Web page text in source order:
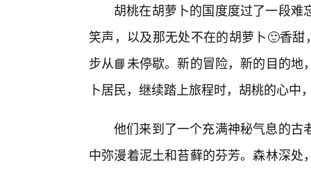
胡桃在胡萝卜的国度度过了一段
笑声，以及那无处不在的胡萝卜🙂香
步从📘未停歇。新的冒险，新的目的
卜居民，继续踏上旅程时，胡桃的心
他们来到了一个充满神秘气息的古
中弥漫着泥土和苔藓的芬芳。森林深